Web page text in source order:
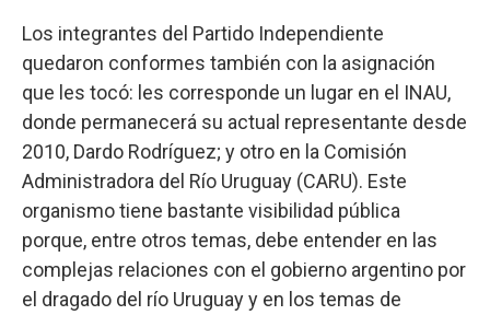
Los integrantes del Partido Independiente
quedaron conformes también con la asignación
que les tocó: les corresponde un lugar en el INAU,
donde permanecerá su actual representante desde
2010, Dardo Rodríguez; y otro en la Comisión
Administradora del Río Uruguay (CARU). Este
organismo tiene bastante visibilidad pública
porque, entre otros temas, debe entender en las
complejas relaciones con el gobierno argentino por
el dragado del río Uruguay y en los temas de